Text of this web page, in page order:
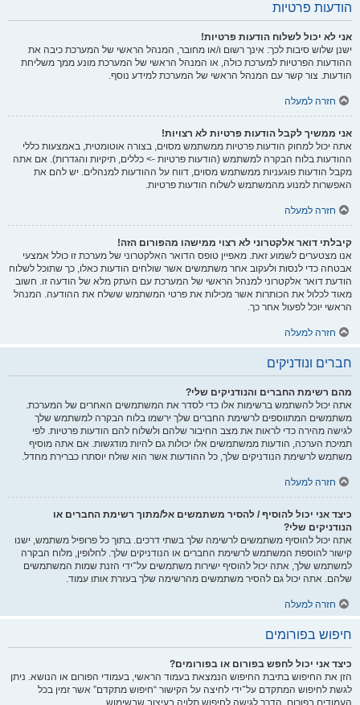
הודעות פרטיות
אני לא יכול לשלוח הודעות פרטיות!
ישנן שלוש סיבות לכך: אינך רשום ו/או מחובר, המנהל הראשי של המערכת כיבה את
ההודעות הפרטיות למערכת כולה, או המנהל הראשי של המערכת מונע ממך משליחת
הודעות. צור קשר עם המנהל הראשי של המערכת למידע נוסף.
חזרה למעלה
אני ממשיך לקבל הודעות פרטיות לא רצויות!
אתה יכול למחוק הודעות פרטיות ממשתמש מסוים, בצורה אוטומטית, באמצעות כללי
ההודעות בלוח הבקרה למשתמש (הודעות פרטיות -> כללים, תיקיות והגדרות). אם אתה
מקבל הודעות פוגעניות ממשתמש מסוים, דווח על ההודעות למנהלים. יש להם את
האפשרות למנוע מהמשתמש לשלוח הודעות פרטיות.
חזרה למעלה
קיבלתי דואר אלקטרוני לא רצוי ממישהו מהפורום הזה!
אנו מצטערים לשמוע זאת. מאפיין טופס הדואר האלקטרוני של מערכת זו כולל אמצעי
אבטחה כדי לנסות ולעקוב אחר משתמשים אשר שולחים הודעות כאלו, כך שתוכל לשלוח
הודעת דואר אלקטרוני למנהל הראשי של המערכת עם העתק מלא של הודעה זו. חשוב
מאוד לכלול את הכותרות אשר מכילות את פרטי המשתמש ששלח את ההודעה. המנהל
הראשי יוכל לפעול אחר כך.
חזרה למעלה
חברים ונודניקים
מהם רשימת החברים והנודניקים שלי?
אתה יכול להשתמש ברשימות אלו כדי לסדר את המשתמשים האחרים של המערכת.
משתמשים המתווספים לרשימת החברים שלך ירשמו בלוח הבקרה למשתמש שלך
לגישה מהירה כדי לראות את מצב החיבור שלהם ולשלוח להם הודעות פרטיות. לפי
תמיכת הערכה, הודעות ממשתמשים אלו יכולות גם להיות מודגשות. אם אתה מוסיף
משתמש לרשימת הנודניקים שלך, כל ההודעות אשר הוא שולח יוסתרו כברירת מחדל.
חזרה למעלה
כיצד אני יכול להוסיף / להסיר משתמשים אל/מתוך רשימת החברים או
הנודניקים שלי?
אתה יכול להוסיף משתמשים לרשימה שלך בשתי דרכים. בתוך כל פרופיל משתמש, ישנו
קישור להוספת המשתמש לרשימת החברים או הנודניקים שלך. לחלופין, מלוח הבקרה
למשתמש שלך, אתה יכול להוסיף ישירות משתמשים על־ידי הזנת שמות המשתמשים
שלהם. אתה יכול גם להסיר משתמשים מהרשימה שלך בעזרת אותו עמוד.
חזרה למעלה
חיפוש בפורומים
כיצד אני יכול לחפש בפורום או בפורומים?
הזן את החיפוש בתיבת החיפוש הנמצאת בעמוד הראשי, בעמודי הפורום או הנושא. ניתן
לגשת לחיפוש המתקדם על־ידי לחיצה על הקישור “חיפוש מתקדם” אשר זמין בכל
העמודים בפורום. הדרך לגישה לחיפוש תלויה בעיצוב שבשימוש.